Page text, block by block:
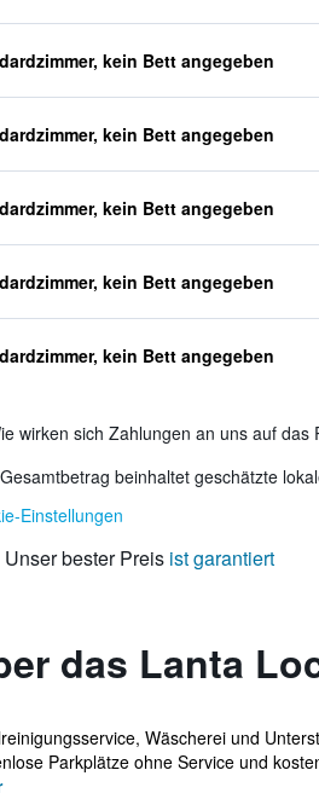
kein Bett angegeben
kein Bett angegeben
kein Bett angegeben
kein Bett angegeben
kein Bett angegeben
wirken sich Zahlungen an uns auf
beinhaltet geschätzte
Einstellungen
Unser bester Preis ist garantiert
das Lanta
Wäscherei und
Parkplätze ohne Service und